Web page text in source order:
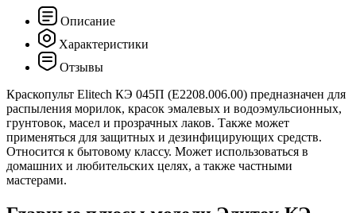
Описание
Характеристики
Отзывы
Краскопульт Elitech КЭ 045П (E2208.006.00) предназначен для
распыления морилок, красок эмалевых и водоэмульсионных,
грунтовок, масел и прозрачных лаков. Также может
применяться для защитных и дезинфицирующих средств.
Относится к бытовому классу. Может использоваться в
домашних и любительских целях, а также частными
мастерами.